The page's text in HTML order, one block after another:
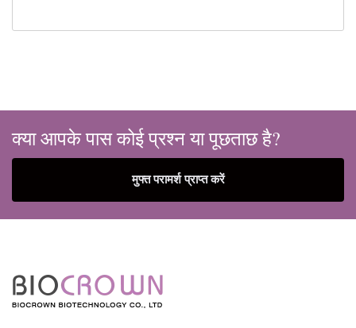
क्या आपके पास कोई प्रश्न या पूछताछ है?
मुफ्त परामर्श प्राप्त करें